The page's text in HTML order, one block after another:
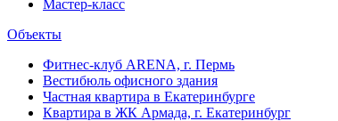
Мастер-класс
Объекты
Фитнес-клуб ARENA, г. Пермь
Вестибюль офисного здания
Частная квартира в Екатеринбурге
Квартира в ЖК Армада, г. Екатеринбург